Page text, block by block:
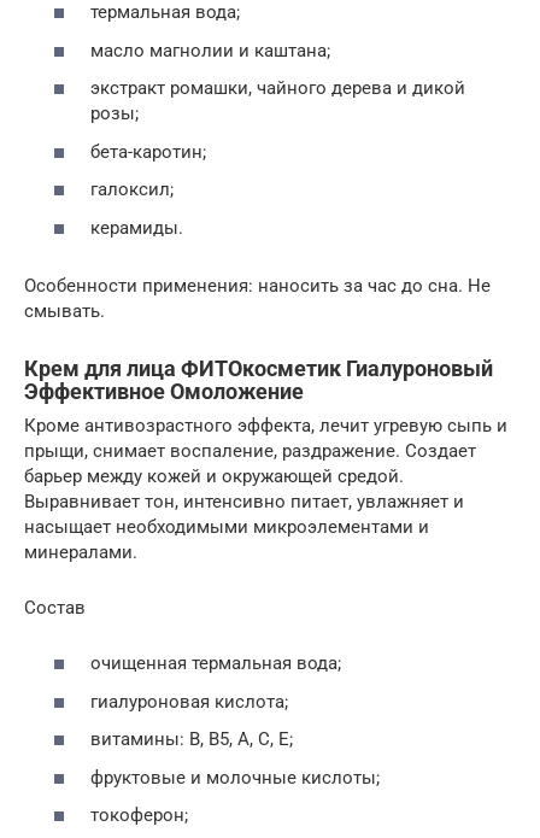
термальная вода;
масло магнолии и каштана;
экстракт ромашки, чайного дерева и дикой
розы;
бета-каротин;
галоксил;
керамиды.
Особенности применения: наносить за час до сна. Не
смывать.
Крем для лица ФИТОкосметик Гиалуроновый
Эффективное Омоложение
Кроме антивозрастного эффекта, лечит угревую сыпь и
прыщи, снимает воспаление, раздражение. Создает
барьер между кожей и окружающей средой.
Выравнивает тон, интенсивно питает, увлажняет и
насыщает необходимыми микроэлементами и
минералами.
Состав
очищенная термальная вода;
гиалуроновая кислота;
витамины: В, В5, А, С, Е;
фруктовые и молочные кислоты;
токоферон;